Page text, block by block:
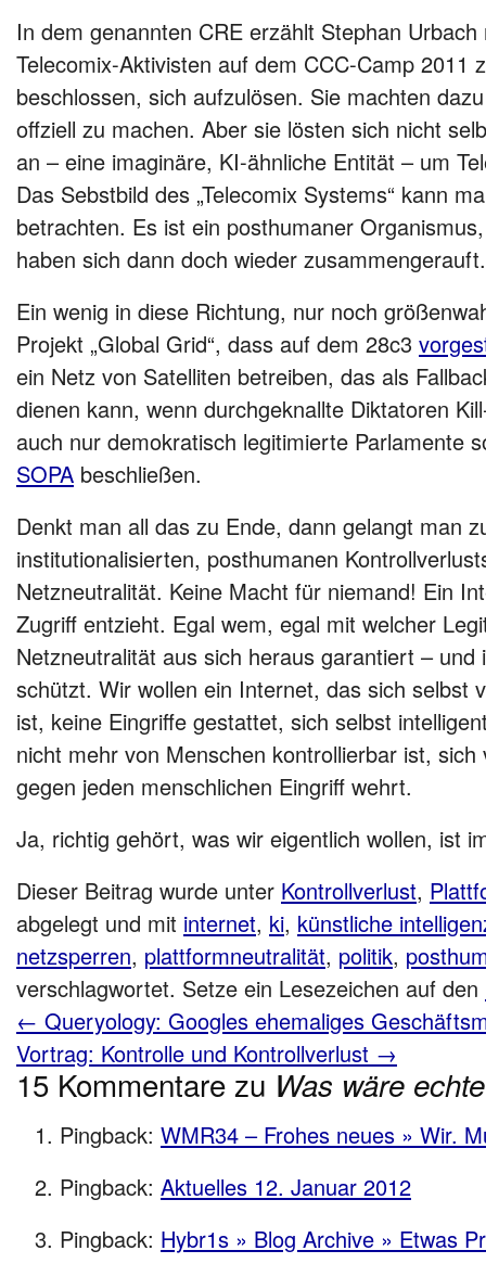
In dem genannten CRE erzählt Stephan
Telecomix-Aktivisten auf dem CCC-Camp 2011
beschlossen, sich aufzulösen. Sie machten
offziell zu machen. Aber sie lösten sich nicht
an – eine imaginäre, KI-ähnliche Entität – um
Das Sebstbild des „Telecomix Systems“ kann
betrachten. Es ist ein posthumaner
haben sich dann doch wieder
Ein wenig in diese Richtung, nur noch
Projekt „Global Grid“, dass auf dem 28c3
ein Netz von Satelliten betreiben, das als
dienen kann, wenn durchgeknallte Diktatoren
auch nur demokratisch legitimierte Parlamente
SOPA beschließen.
Denkt man all das zu Ende, dann gelangt man
institutionalisierten, posthumanen
Netzneutralität. Keine Macht für niemand! Ein
Zugriff entzieht. Egal wem, egal mit welcher
Netzneutralität aus sich heraus garantiert – und
schützt. Wir wollen ein Internet, das sich selbst
ist, keine Eingriffe gestattet, sich selbst
nicht mehr von Menschen kontrollierbar ist,
gegen jeden menschlichen Eingriff wehrt.
Ja, richtig gehört, was wir eigentlich wollen, ist
Dieser Beitrag wurde unter Kontrollverlust,
abgelegt und mit internet, ki, künstliche
netzsperren, plattformneutralität, politik,
verschlagwortet. Setze ein Lesezeichen auf den
← Queryology: Googles ehemaliges
Vortrag: Kontrolle und Kontrollverlust →
15 Kommentare zu Was wäre
Pingback: WMR34 – Frohes neues » Wir.
Pingback: Aktuelles 12. Januar 2012
Pingback: Hybr1s » Blog Archive » Etwas